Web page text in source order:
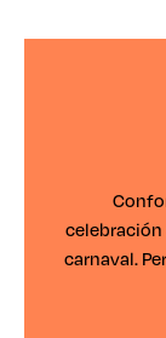
celebración
carnaval.